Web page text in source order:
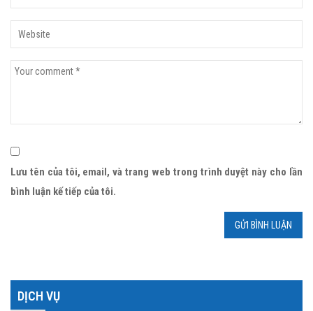
Lưu tên của tôi, email, và trang web trong trình duyệt này cho lần
bình luận kế tiếp của tôi.
DỊCH VỤ